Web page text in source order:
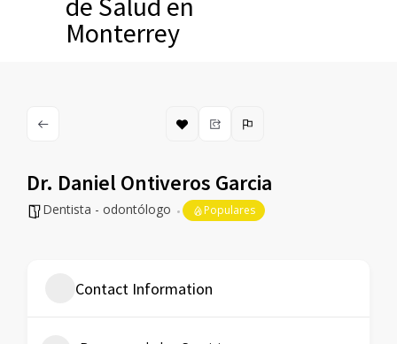
Monterrey
Dr. Daniel Ontiveros Garcia
Dentista - odontólogo Populares
Contact Information